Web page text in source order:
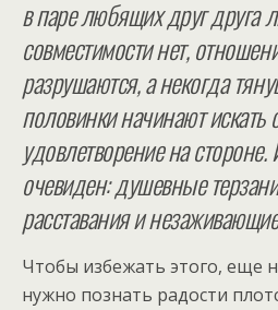
в паре любящих друг друга
совместимости нет,
разрушаются, а некогда
половинки начинают искать
удовлетворение на
очевиден: душевные
расставания и
Чтобы избежать этого, еще
нужно познать радости